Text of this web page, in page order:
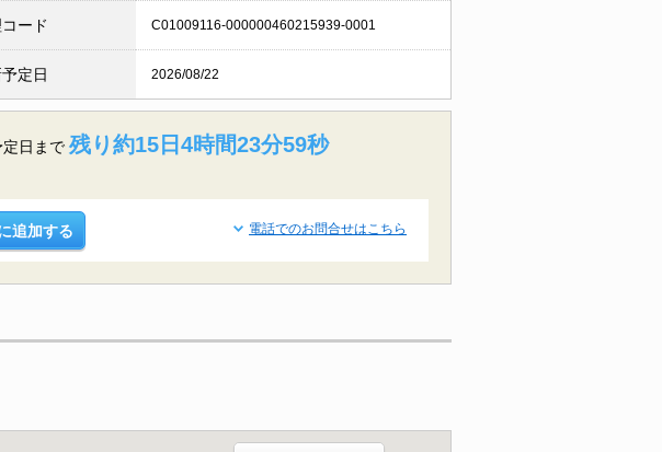
ード C01009116-000000460215939-0001
定日 2026/08/22
日まで 残り約15日4時間23分59秒
追加する 電話でのお問合せはこちら